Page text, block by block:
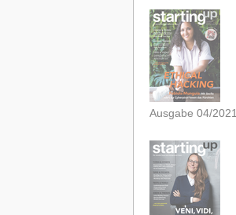
Ausgabe 04/2021